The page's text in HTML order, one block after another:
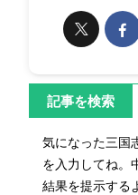
記事を検索
気になった三国
を入力してね。
結果を提示する